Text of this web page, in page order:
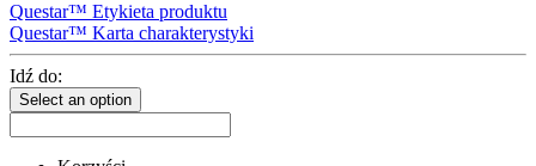
Questar™ Etykieta produktu
Questar™ Karta charakterystyki
Idź do:
Select an option